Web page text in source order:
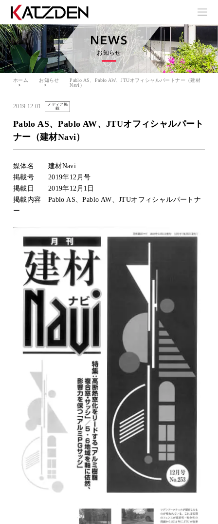
お知らせ
ホーム お知らせ
Pablo AS、Pablo AW、JTUオフィシャルパートナー（建材
Navi）
2019.12.01
メディア掲
載
Pablo AS、Pablo AW、JTUオフィシャルパート
ナー（建材Navi）
媒体名 建材Navi
掲載号 2019年12月号
掲載日 2019年12月1日
掲載内容 Pablo AS、Pablo AW、JTUオフィシャルパートナ
ー